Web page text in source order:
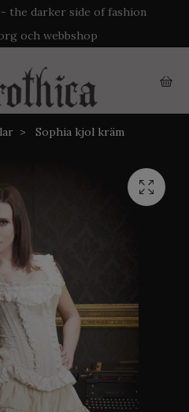
the darker side of fashion
och webbshop
Sophia kjol kräm